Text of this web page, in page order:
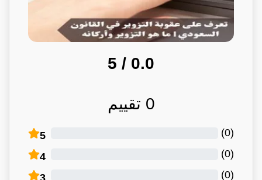
0.0
/ 5
0 تقييم
5 (
0
)
4 (
0
)
3 (
0
)